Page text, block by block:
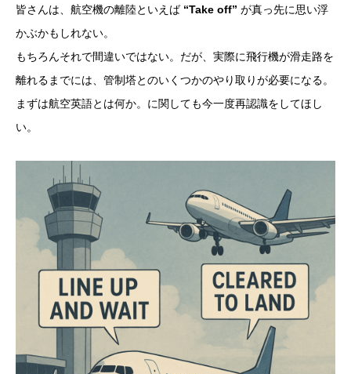
皆さんは、航空機の離陸といえば “Take off” が真っ先に思い浮
かぶかもしれない。
もちろんそれで間違いではない。だが、実際に飛行機が滑走路を
離れるまでには、管制塔とのいくつかのやり取りが必要になる。
まずは航空英語とは何か。に関しても今一度再認識をしてほし
い。